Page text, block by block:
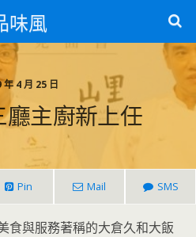
味風
年 4 月 25 日
主廚新上任
Pin Mail SMS
食與服務著稱的大倉久和大飯